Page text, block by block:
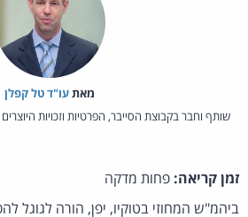
מאת‏עו"ד טל קפלן
שותף וחבר בקבוצת הסייבר, הפרטיות וזכויות
זמן קריאה: פחות מדקה
ביהמ"ש המחוזי בטוקיו, יפן, הורה לגוגל